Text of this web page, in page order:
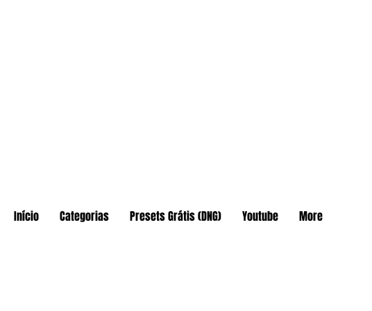
Início Categorias Presets Grátis (DNG) Youtube More